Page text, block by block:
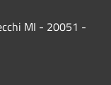
MI - 20051 -